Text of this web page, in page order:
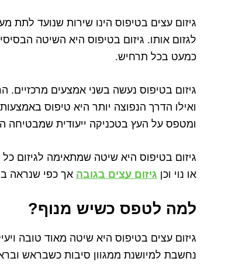
גיזום עצים בטיפוס הינו שירות שנועד
לגזום אותו. גיזום בטיפוס היא השיטה
כמעט בכל תרחיש.
גיזום בטיפוס נעשה בשני אמצעים מרכזיים.
ואילו הדרך הנפוצה יותר היא טיפוס
ומטפס על העץ בטכניקה ייעודית שמבטיחה
גיזום בטיפוס היא שיטה שמתאימה לגיזום כל
או נוי וכן גיזום עצים בגובה אך כפי שנראה
למה לטפס כשיש מנוף?
גיזום עצים בטיפוס היא שיטה מאוד טובה
נחשבת למיושנת ממגוון סיבות כשבראש